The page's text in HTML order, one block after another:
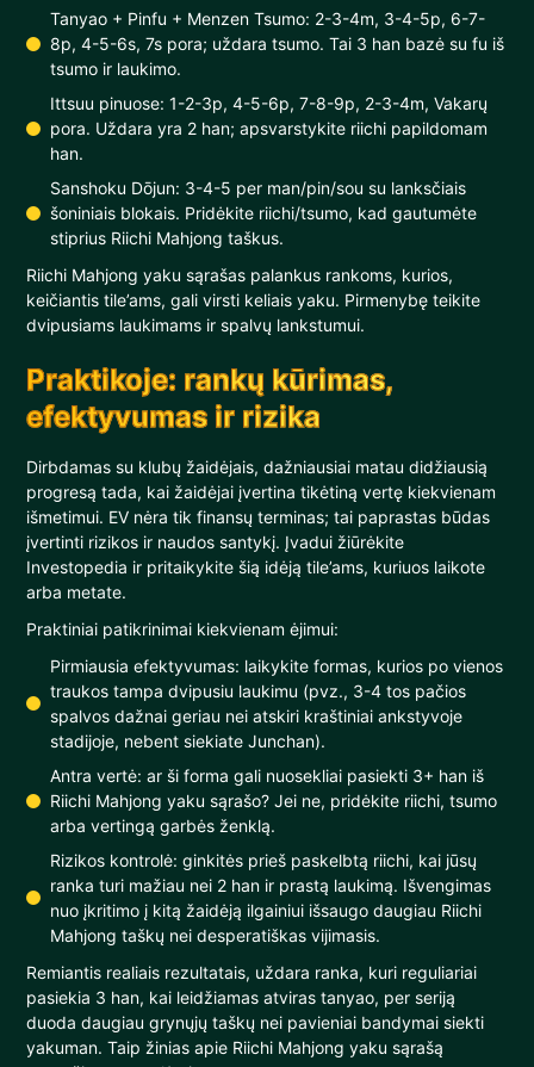
Tanyao + Pinfu + Menzen Tsumo: 2-3-4m, 3-4-5p, 6-7-
8p, 4-5-6s, 7s pora; uždara tsumo. Tai 3 han bazė su fu iš
tsumo ir laukimo.
Ittsuu pinuose: 1-2-3p, 4-5-6p, 7-8-9p, 2-3-4m, Vakarų
pora. Uždara yra 2 han; apsvarstykite riichi papildomam
han.
Sanshoku Dōjun: 3-4-5 per man/pin/sou su lanksčiais
šoniniais blokais. Pridėkite riichi/tsumo, kad gautumėte
stiprius Riichi Mahjong taškus.
Riichi Mahjong yaku sąrašas palankus rankoms, kurios,
keičiantis tile’ams, gali virsti keliais yaku. Pirmenybę teikite
dvipusiams laukimams ir spalvų lankstumui.
Praktikoje: rankų kūrimas,
efektyvumas ir rizika
Dirbdamas su klubų žaidėjais, dažniausiai matau didžiausią
progresą tada, kai žaidėjai įvertina tikėtiną vertę kiekvienam
išmetimui. EV nėra tik finansų terminas; tai paprastas būdas
įvertinti rizikos ir naudos santykį. Įvadui žiūrėkite
Investopedia ir pritaikykite šią idėją tile’ams, kuriuos laikote
arba metate.
Praktiniai patikrinimai kiekvienam ėjimui:
Pirmiausia efektyvumas: laikykite formas, kurios po vienos
traukos tampa dvipusiu laukimu (pvz., 3-4 tos pačios
spalvos dažnai geriau nei atskiri kraštiniai ankstyvoje
stadijoje, nebent siekiate Junchan).
Antra vertė: ar ši forma gali nuosekliai pasiekti 3+ han iš
Riichi Mahjong yaku sąrašo? Jei ne, pridėkite riichi, tsumo
arba vertingą garbės ženklą.
Rizikos kontrolė: ginkitės prieš paskelbtą riichi, kai jūsų
ranka turi mažiau nei 2 han ir prastą laukimą. Išvengimas
nuo įkritimo į kitą žaidėją ilgainiui išsaugo daugiau Riichi
Mahjong taškų nei desperatiškas vijimasis.
Remiantis realiais rezultatais, uždara ranka, kuri reguliariai
pasiekia 3 han, kai leidžiamas atviras tanyao, per seriją
duoda daugiau grynųjų taškų nei pavieniai bandymai siekti
yakuman. Taip žinias apie Riichi Mahjong yaku sąrašą